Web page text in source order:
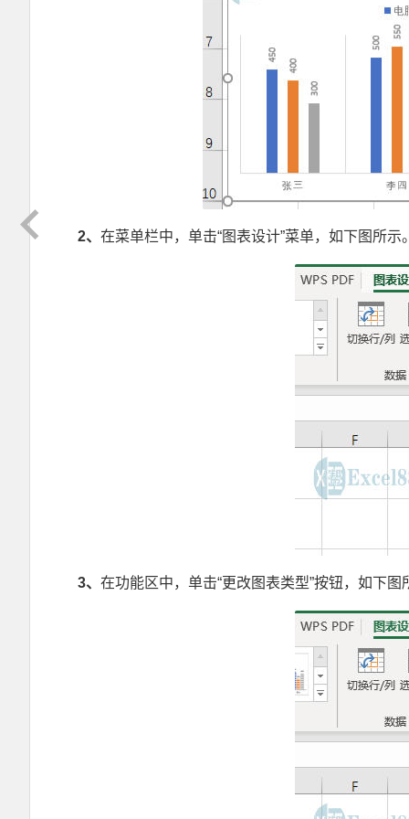
2、 在菜单栏中，单击“图表设计”菜单，如下图所示
3、 在功能区中，单击“更改图表类型”按钮，如下图